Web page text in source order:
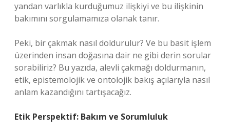
yandan varlıkla kurduğumuz ilişkiyi ve bu ilişkinin
bakımını sorgulamamıza olanak tanır.
Peki, bir çakmak nasıl doldurulur? Ve bu basit işlem
üzerinden insan doğasına dair ne gibi derin sorular
sorabiliriz? Bu yazıda, alevli çakmağı doldurmanın,
etik, epistemolojik ve ontolojik bakış açılarıyla nasıl
anlam kazandığını tartışacağız.
Etik Perspektif: Bakım ve Sorumluluk